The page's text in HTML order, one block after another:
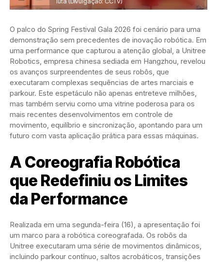
O palco do Spring Festival Gala 2026 foi cenário para uma
demonstração sem precedentes de inovação robótica. Em
uma performance que capturou a atenção global, a Unitree
Robotics, empresa chinesa sediada em Hangzhou, revelou
os avanços surpreendentes de seus robôs, que
executaram complexas sequências de artes marciais e
parkour. Este espetáculo não apenas entreteve milhões,
mas também serviu como uma vitrine poderosa para os
mais recentes desenvolvimentos em controle de
movimento, equilíbrio e sincronização, apontando para um
futuro com vasta aplicação prática para essas máquinas.
A Coreografia Robótica
que Redefiniu os Limites
da Performance
Realizada em uma segunda-feira (16), a apresentação foi
um marco para a robótica coreografada. Os robôs da
Unitree executaram uma série de movimentos dinâmicos,
incluindo parkour contínuo, saltos acrobáticos, transições